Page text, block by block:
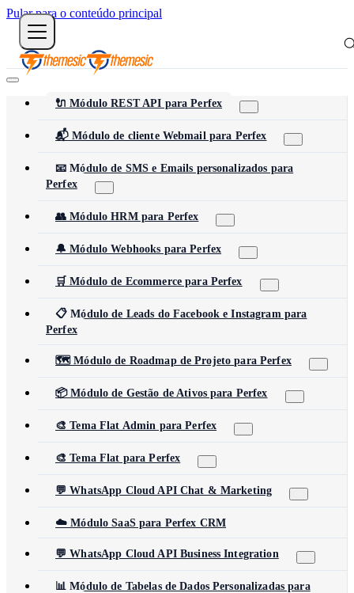
Pular para o conteúdo principal
🔌 Módulo REST API para Perfex
📬 Módulo de cliente Webmail para Perfex
📧 Módulo de SMS e Emails personalizados para
Perfex
👥 Módulo HRM para Perfex
🔔 Módulo Webhooks para Perfex
🛒 Módulo de Ecommerce para Perfex
📋 Módulo de Leads do Facebook e Instagram para
Perfex
🗺️ Módulo de Roadmap de Projeto para Perfex
📦 Módulo de Gestão de Ativos para Perfex
🎨 Tema Flat Admin para Perfex
🎨 Tema Flat para Perfex
💬 WhatsApp Cloud API Chat & Marketing
☁️ Módulo SaaS para Perfex CRM
💬 WhatsApp Cloud API Business Integration
📊 Módulo de Tabelas de Dados Personalizadas para